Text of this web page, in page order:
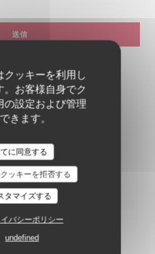
クッキーを利用し
。お客様自身でク
の設定および管理
きます。
に同意する
ッキーを拒否する
タマイズする
バシーポリシー
undefined
ンス語, 家族, 伝統的な